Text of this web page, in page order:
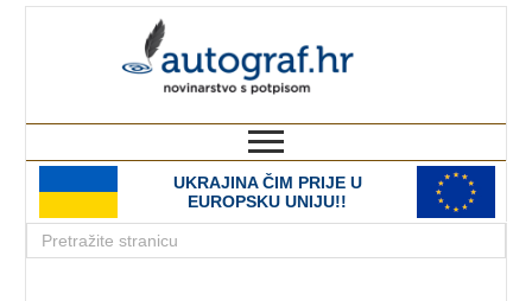
UKRAJINA ČIM PRIJE U
EUROPSKU UNIJU!!